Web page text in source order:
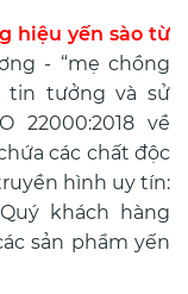
hiệu yến sào từ
- “mẹ chồng
tin tưởng và sử
22000:2018 về
các chất độc
hình uy tín:
khách hàng
sản phẩm yến